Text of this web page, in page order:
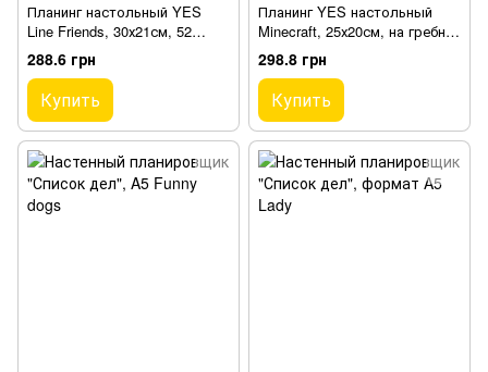
Планинг настольный YES
Line Friends, 30х21см, 52
листа (252177)
288.6 грн
Купить
Планинг YES настольный
Minecraft, 25х20см, на гребне,
52 листа (252181)
298.8 грн
Купить